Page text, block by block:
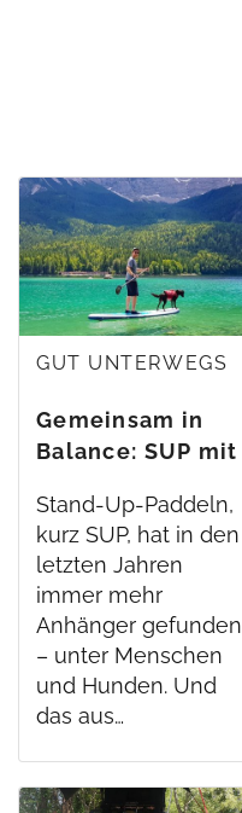
GUT UNTERWEGS
Gemeinsam in
Balance: SUP mit
Stand-Up-Paddeln,
kurz SUP, hat in den
letzten Jahren
immer mehr
Anhänger gefunden
– unter Menschen
und Hunden. Und
das aus…